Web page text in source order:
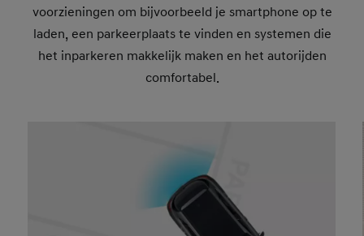
voorzieningen om bijvoorbeeld je smartphone op te
laden, een parkeerplaats te vinden en systemen die
het inparkeren makkelijk maken en het autorijden
comfortabel.